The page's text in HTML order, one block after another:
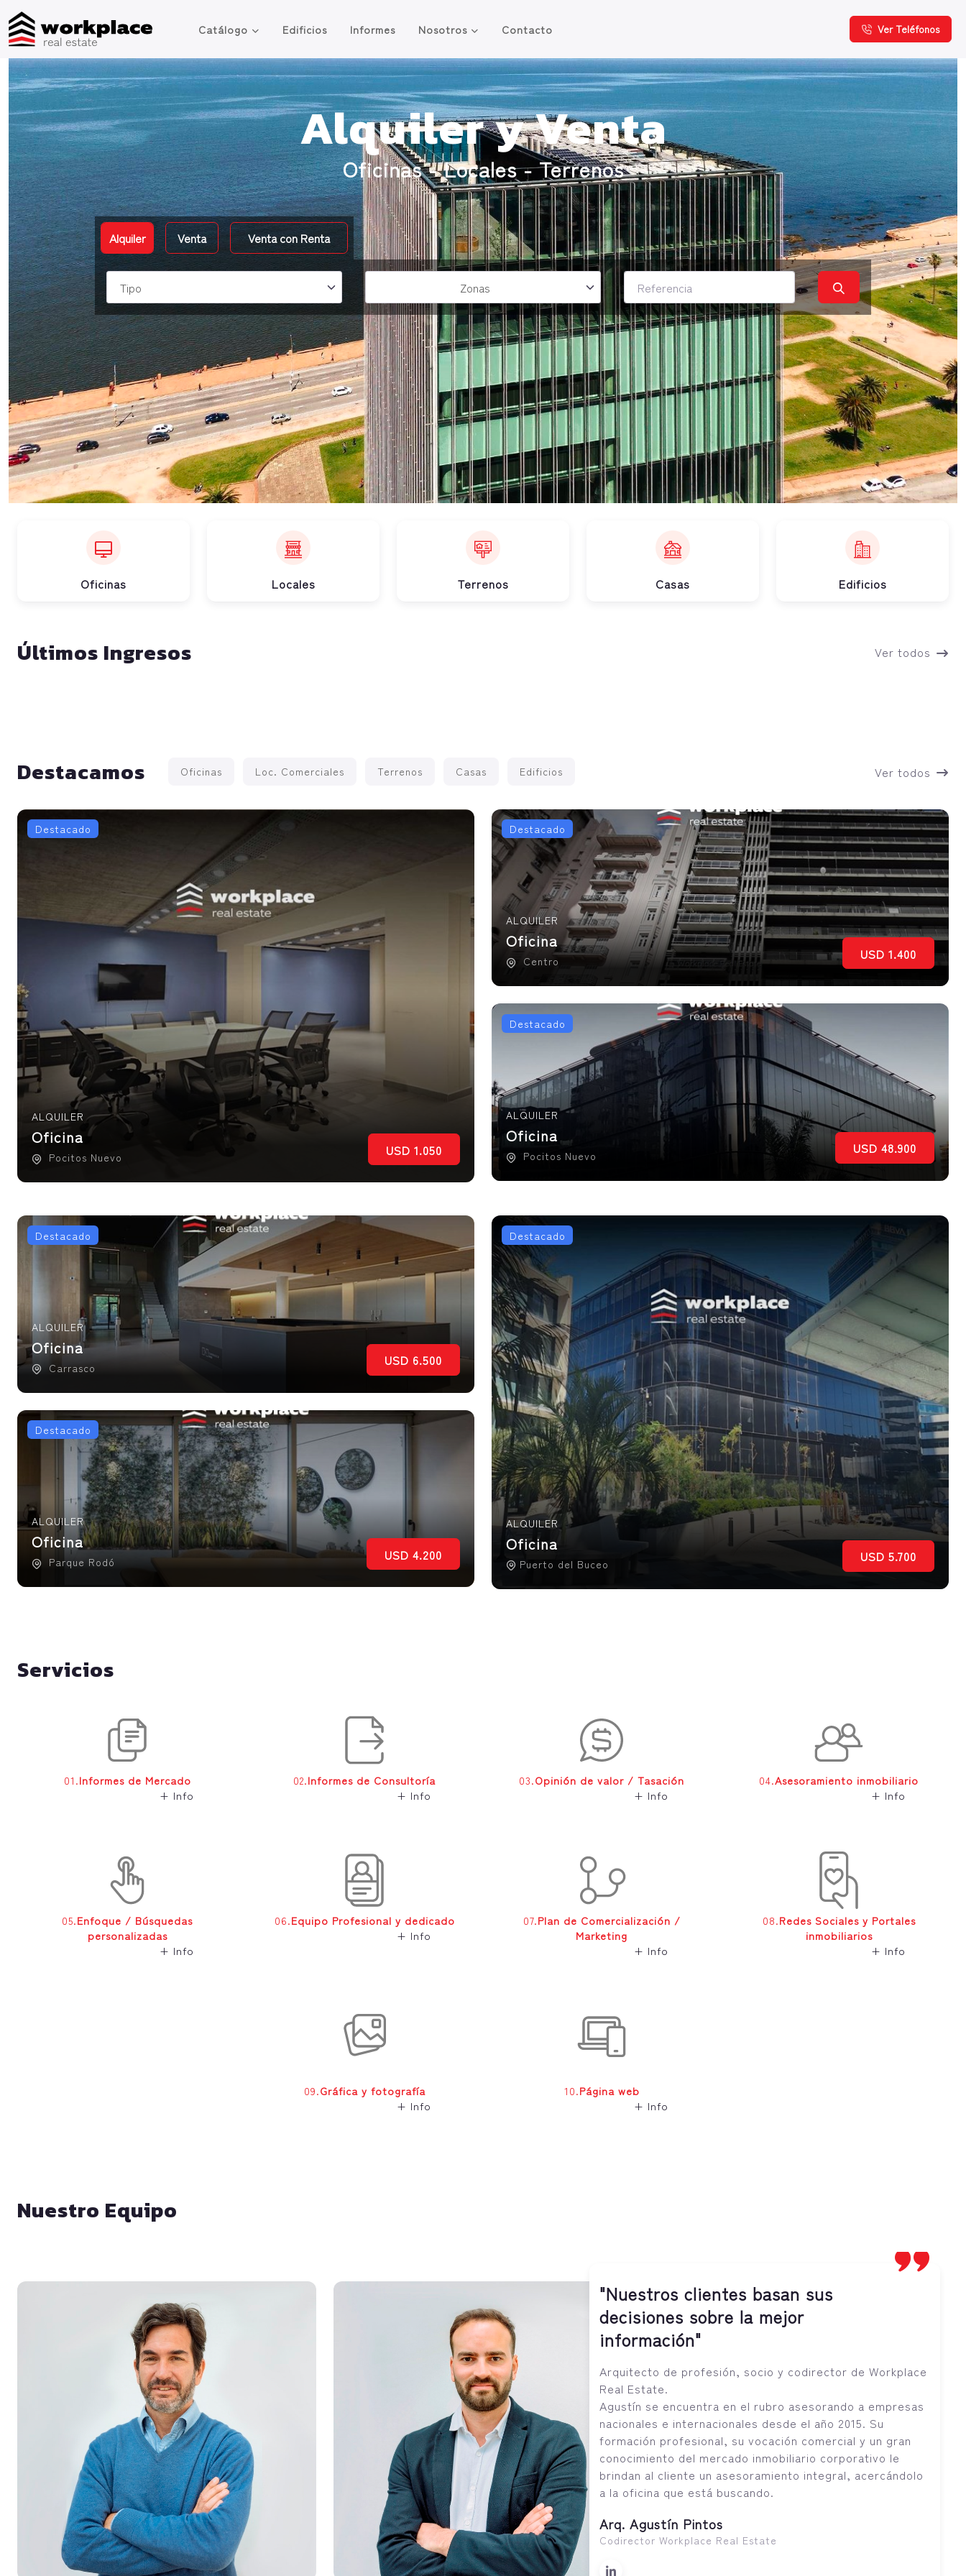
Ver Teléfonos
Catálogo Edificios Informes Nosotros Contacto
Alquiler y Venta
Oficinas - Locales - Terrenos
Zonas
Oficinas Locales Terrenos Casas Edificios
Últimos Ingresos Ver todos
Destacamos Oficinas Loc. Comerciales Terrenos Casas Edificios Ver todos
Destacado
ALQUILER
Oficina
Pocitos Nuevo USD 1.050
Destacado
ALQUILER
Oficina
Centro USD 1.400
Destacado
ALQUILER
Oficina
Pocitos Nuevo USD 48.900
Destacado
ALQUILER
Oficina
Carrasco USD 6.500
Destacado
ALQUILER
Oficina
Parque Rodó USD 4.200
Destacado
ALQUILER
Oficina
Puerto del Buceo USD 5.700
Servicios
01.Informes de Mercado
+ Info
02.Informes de Consultoría
+ Info
03.Opinión de valor / Tasación
+ Info
04.Asesoramiento inmobiliario
+ Info
05.Enfoque / Búsquedas
personalizadas
+ Info
06.Equipo Profesional y dedicado
+ Info
07.Plan de Comercialización /
Marketing
+ Info
08.Redes Sociales y Portales
inmobiliarios
+ Info
09.Gráfica y fotografía
+ Info
10.Página web
+ Info
Nuestro Equipo
"Nuestros clientes basan sus
decisiones sobre la mejor
información"
Arquitecto de profesión, socio y codirector de Workplace
Real Estate.
Agustín se encuentra en el rubro asesorando a empresas
nacionales e internacionales desde el año 2015. Su
formación profesional, su vocación comercial y un gran
conocimiento del mercado inmobiliario corporativo le
brindan al cliente un asesoramiento integral, acercándolo
a la oficina que está buscando.
Arq. Agustín Pintos
Codirector Workplace Real Estate